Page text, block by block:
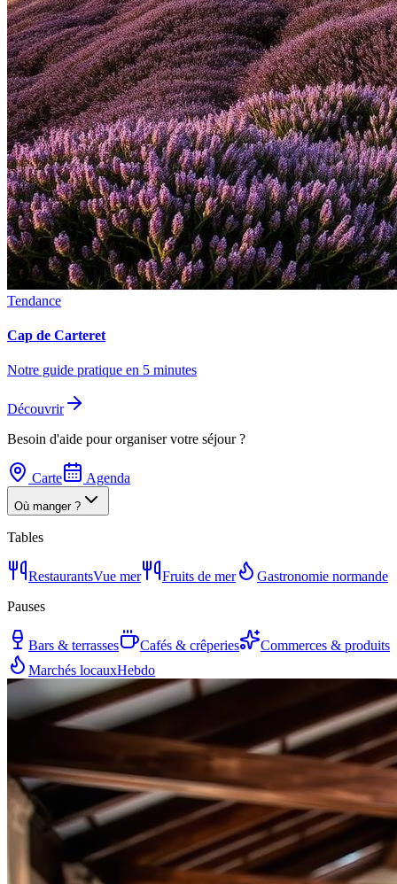
Tendance
Cap de Carteret
Notre guide pratique en 5 minutes
Découvrir
Besoin d'aide pour organiser votre séjour ?
Carte Agenda
Où manger ?
Tables
RestaurantsVue mer Fruits de mer
Gastronomie normande
Pauses
Bars & terrasses Cafés & crêperies
Commerces & produits
Marchés locauxHebdo